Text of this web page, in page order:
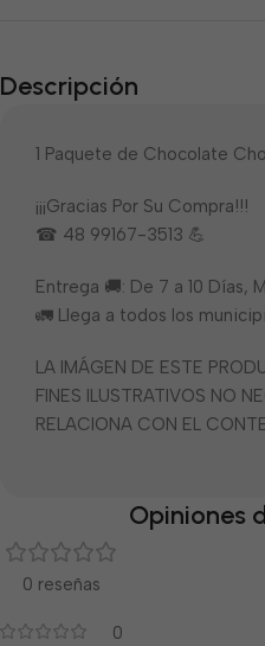
Descripción
1 Paquete de Chocolate
¡¡¡Gracias Por Su Compra!!!
☎ 48 99167-3513 💪
Entrega 🚚: De 7 a 10 Días,
🚛 Llega a todos los
LA IMÁGEN DE ESTE
FINES ILUSTRATIVOS NO
RELACIONA CON EL
Opiniones
0 reseñas
0